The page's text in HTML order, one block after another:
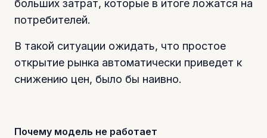
больших затрат, которые в итоге ложатся на
потребителей.
В такой ситуации ожидать, что простое
открытие рынка автоматически приведет к
снижению цен, было бы наивно.
Почему модель не работает